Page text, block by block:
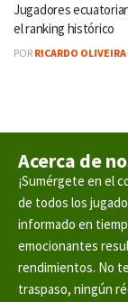
Jugadores
el ranking histórico
POR RICARDO OLIVEIRA
Acerca de
¡Sumérgete en el
de todos los
informado en
emocionantes
rendimientos. No
traspaso, ningún